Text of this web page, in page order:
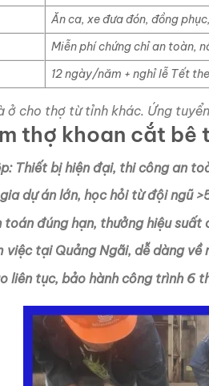
Ăn ca, xe đưa đón, đồng
Miễn phí chứng chỉ an toàn,
12 ngày/năm + nghỉ lễ Tết
ở cho thợ từ tỉnh khác. Ứng
thợ khoan cắt bê
Thiết bị hiện đại, thi công an
dự án lớn, học hỏi từ đội ngũ
toán đúng hạn, thưởng hiệu suất
việc tại Quảng Ngãi, dễ dàng về
liên tục, bảo hành công trình 6